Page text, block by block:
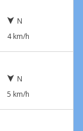
N
4 km/h
N
5 km/h